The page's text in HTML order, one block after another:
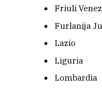
Friuli
Furlanija
Lazio
Liguria
Lombardia